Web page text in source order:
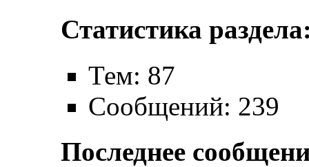
Статистика
Тем: 87
Сообщений: 239
Последнее